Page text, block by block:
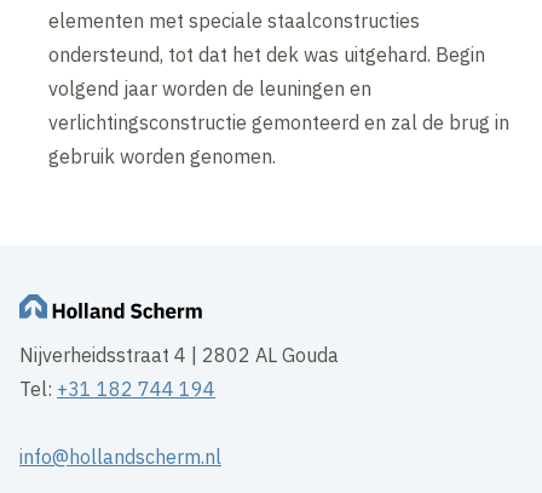
elementen met speciale staalconstructies
ondersteund, tot dat het dek was uitgehard. Begin
volgend jaar worden de leuningen en
verlichtingsconstructie gemonteerd en zal de brug in
gebruik worden genomen.
Nijverheidsstraat 4 | 2802 AL Gouda
Tel: +31 182 744 194
info@hollandscherm.nl